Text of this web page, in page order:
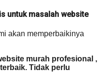
untuk masalah website
akan memperbaikinya
murah profesional ,
Tidak perlu